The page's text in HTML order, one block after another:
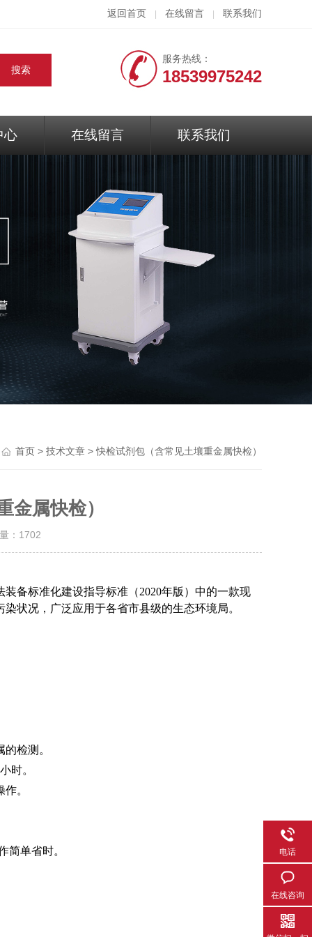
返回首页 在线留言 联系我们
服务热线：
18539975242
心 在线留言 联系我们
首页 > 技术文章 > 快检试剂包（含常见土壤重金属快检）
金属快检）
： 1702
备标准化建设指导标准（2020年版）中的一款现
状况，广泛应用于各省市县级的生态环境局。
检测。
时。
。
简单省时。
电话
在线咨询